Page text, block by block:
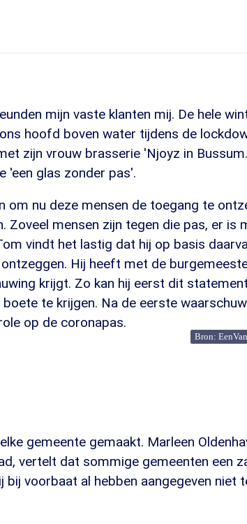
mijn vaste klanten mij. De hele
hoofd boven water tijdens de
zijn vrouw brasserie 'Njoyz in
'een glas zonder pas'.
om nu deze mensen de toegang te
Zoveel mensen zijn tegen die pas, er is
vindt het lastig dat hij op basis
Hij heeft met de
krijgt. Zo kan hij eerst dit statement
te krijgen. Na de eerste
op de coronapas.
Bron:
gemeente gemaakt. Marleen
vertelt dat sommige gemeenten een
voorbaat al hebben aangegeven niet